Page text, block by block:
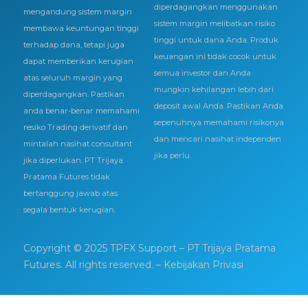
mengandung sistem margin
membawa keuntungan tinggi
terhadap dana, tetapi juga
dapat memberikan kerugian
atas seluruh margin yang
diperdagangkan. Pastikan
anda benar-benar memahami
resiko Trading derivatif dan
mintalah nasihat consultant
jika diperlukan. PT Trijaya
Pratama Futures tidak
bertanggung jawab atas
segala bentuk kerugian.
diperdagangkan menggunakan
sistem margin melibatkan risiko
tinggi untuk dana Anda. Produk
keuangan ini tidak cocok untuk
semua investor dan Anda
mungkin kehilangan lebih dari
deposit awal Anda. Pastikan Anda
sepenuhnya memahami risikonya
dan mencari nasihat independen
jika perlu.
Copyright © 2025 TPFX Support – PT Trijaya Pratama
Futures. All rights reserved. – Kebijakan Privasi